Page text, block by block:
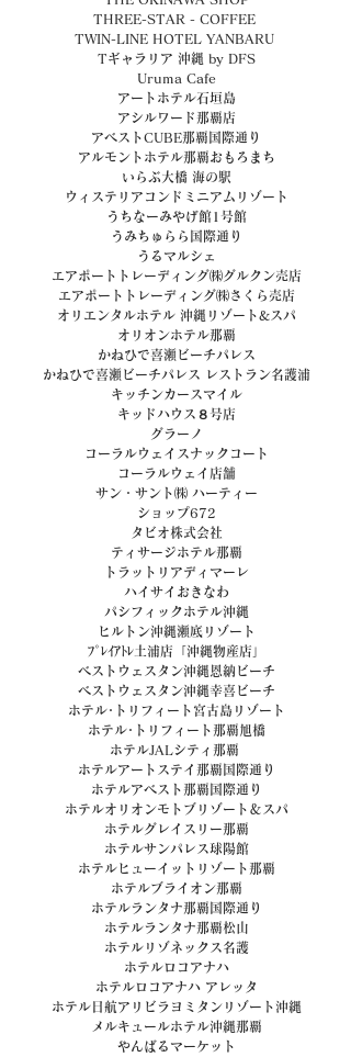
THREE-STAR - COFFEE
TWIN-LINE HOTEL YANBARU
Tギャラリア 沖縄 by DFS
Uruma Cafe
アートホテル石垣島
アシルワード那覇店
アベストCUBE那覇国際通り
アルモントホテル那覇おもろまち
いらぶ大橋 海の駅
ウィステリアコンドミニアムリゾート
うちなーみやげ館1号館
うみちゅらら国際通り
うるマルシェ
エアポートトレーディング㈱グルクン売店
エアポートトレーディング㈱さくら売店
オリエンタルホテル 沖縄リゾート&スパ
オリオンホテル那覇
かねひで喜瀬ビーチパレス
かねひで喜瀬ビーチパレス レストラン名護浦
キッチンカースマイル
キッドハウス８号店
グラーノ
コーラルウェイスナックコート
コーラルウェイ店舗
サン・サント㈱ ハーティー
ショップ672
タビオ株式会社
ティサージホテル那覇
トラットリアディマーレ
ハイサイおきなわ
パシフィックホテル沖縄
ヒルトン沖縄瀬底リゾート
ﾌﾟﾚｲｱﾄﾚ土浦店「沖縄物産店」
ベストウェスタン沖縄恩納ビーチ
ベストウェスタン沖縄幸喜ビーチ
ホテル･トリフィート宮古島リゾート
ホテル･トリフィート那覇旭橋
ホテルJALシティ那覇
ホテルアートステイ那覇国際通り
ホテルアベスト那覇国際通り
ホテルオリオンモトブリゾート＆スパ
ホテルグレイスリー那覇
ホテルサンパレス球陽館
ホテルヒューイットリゾート那覇
ホテルブライオン那覇
ホテルランタナ那覇国際通り
ホテルランタナ那覇松山
ホテルリゾネックス名護
ホテルロコアナハ
ホテルロコアナハ アレッタ
ホテル日航アリビラヨミタンリゾート沖縄
メルキュールホテル沖縄那覇
やんばるマーケット